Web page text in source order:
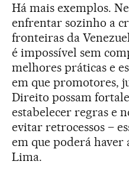
Há mais exemplos.
enfrentar sozinho a
fronteiras da
é impossível sem
melhores práticas e
em que promotores,
Direito possam
estabelecer regras e
evitar retrocessos –
em que poderá haver
Lima.